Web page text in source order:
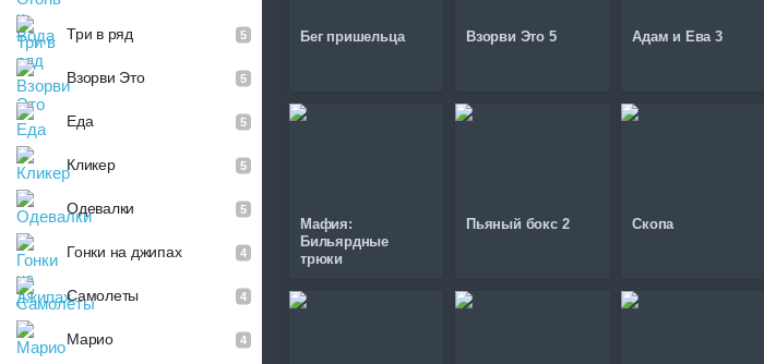
Три в ряд 5
Взорви Это 5
Еда 5
Кликер 5
Одевалки 5
Гонки на джипах 4
Самолеты 4
Марио 4
Бег пришельца Взорви Это 5 Адам и Ева 3
Мафия:
Бильярдные
трюки
Пьяный бокс 2 Скопа